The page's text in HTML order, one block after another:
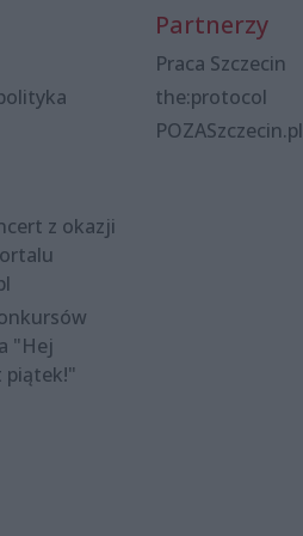
z okazji
"Hej
piątek!"
Partnerzy
Praca Szczecin
the:protocol
POZASzczecin.pl